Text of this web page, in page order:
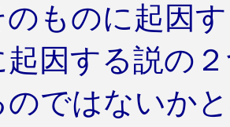
のものに起因
起因する説の
のではないか